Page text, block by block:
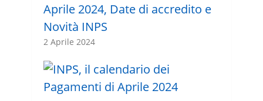
Aprile 2024, Date di accredito e
Novità INPS
2 Aprile 2024